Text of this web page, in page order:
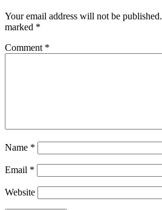
Your email address will not be published.
marked *
Comment *
Name *
Email *
Website